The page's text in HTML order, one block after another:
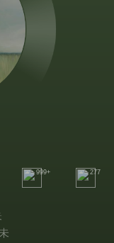
999+ 277